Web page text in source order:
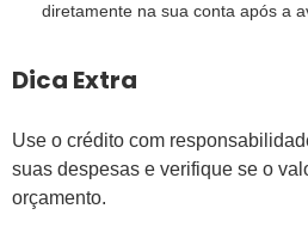
diretamente na sua conta após a
Dica Extra
Use o crédito com
suas despesas e verifique se o
orçamento.